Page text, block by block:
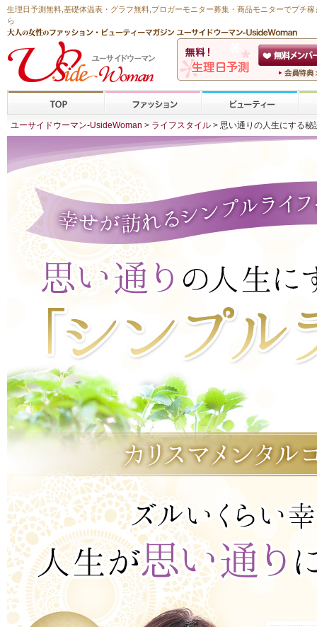
生理日予測無料 基礎体温表・グラフ無料 ,ブロガーモニター募集・商品モニターでプチ稼
ら
ユーサイドウーマン-UsideWoman > ライフスタイル > 思い通りの人生にする